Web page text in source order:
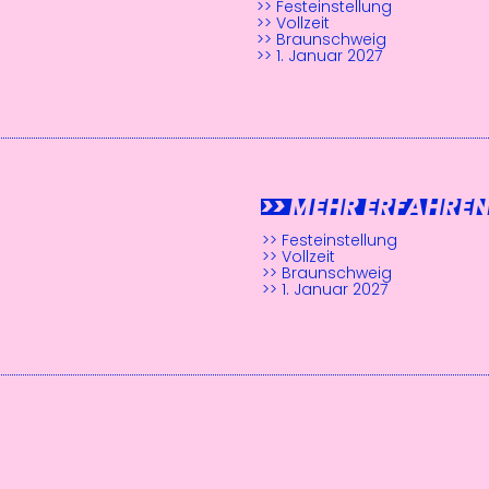
>> Festeinstellung
>> Vollzeit
>> Braunschweig
>> 1. Januar 2027
>> Festeinstellung
>> Vollzeit
>> Braunschweig
>> 1. Januar 2027
>> MEHR ERFAHREN